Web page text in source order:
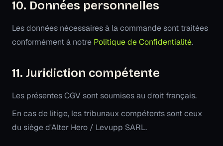
10. Données personnelles
Les données nécessaires à la commande sont traitées
conformément à notre Politique de Confidentialité.
11. Juridiction compétente
Les présentes CGV sont soumises au droit français.
En cas de litige, les tribunaux compétents sont ceux
du siège d'Alter Hero / Levupp SARL.